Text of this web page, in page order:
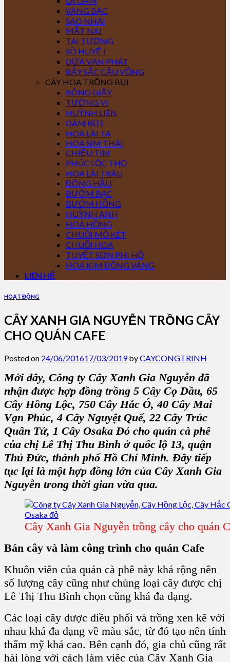
VÀNG BẠC
SAO NHÁI
MẮT NAI
TAI TƯỢNG
SÒ HUYẾT
DỨA VẠN PHÁT
BẢY SẮC CẦU VỒNG
CÂY HOA TRỒNG BỤI
BÔNG GIẤY
TƯỜNG VI
HUỲNH LIÊN
DÂM BỤT
HOA LÀI TA
HOA SIM THÁI
CHIỀU TÍM
PHÚC LỘC THỌ
HOA LÀI TRÂU
ĐÔNG HẦU
BƯỚM BẠC
BƯỚM HỒNG
HUỲNH ANH
HOA HỒNG
CHUỐI MỎ KÉT
CHUỐI HOA
TUYẾT SƠN PHI HỒ
HOA KIM ĐỒNG VÀNG
LIÊN HỆ
HOẠT ĐỘNG
CÂY XANH GIA NGUYỄN TRỒNG CÂY
CHO QUÁN CAFE
Posted on 24/06/201617/03/2019byCAYCONGTRINH
Mới đây, Công ty Cây Xanh Gia Nguyễn đã
nhận được hợp đồng trồng 5 Cây Cọ Dầu, 65
Cây Hồng Lộc, 750 Cây Hắc Ó, 40 Cây Mai
Vạn Phúc, 4 Cây Nguyệt Quế, 22 Cây Trúc
Quân Tử, 1 Cây Osaka Đỏ cho quán cà phê
của chị Lê Thị Thu Bình ở quốc lộ 13, quận
Thủ Đức, thành phố Hồ Chí Minh. Đây tiếp
tục lại là một hợp đồng lớn của Cây Xanh Gia
Nguyễn trong thời gian vừa qua.
Cây Xanh Gia Nguyễn trồng cây cho quán
Bán cây và làm công trình cho quán Cafe
Khuôn viên của quán cà phê này khá rộng nên
số lượng cây cũng như chủng loại cây được chị
Lê Thị Thu Bình chọn cũng khá đa dạng.
Các loại cây được điều phối và trồng xen kẽ với
nhau khá đa dạng về màu sắc, từ đó tạo nên tính
thẩm mỹ khá cao. Bên cạnh đó, gia chủ cũng rất
hài lòng với cách làm việc của Cây Xanh Gia